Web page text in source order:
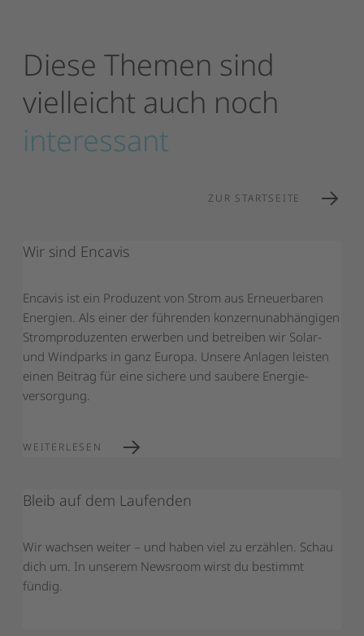
Diese Themen sind
vielleicht auch noch
interessant
ZUR STARTSEITE
Wir sind Encavis
Encavis ist ein Pro­duzent von Strom aus Erneuerbaren
Energien. Als einer der führenden konzern­unabhängigen
Strom­produzenten erwerben und betreiben wir Solar-
und Windparks in ganz Europa. Unsere Anlagen leisten
einen Beitrag für eine sichere und saubere Energie­
versorgung.
WEITERLESEN
Bleib auf dem Laufenden
Wir wachsen weiter – und haben viel zu erzählen. Schau
dich um. In unserem Newsroom wirst du bestimmt
fündig.